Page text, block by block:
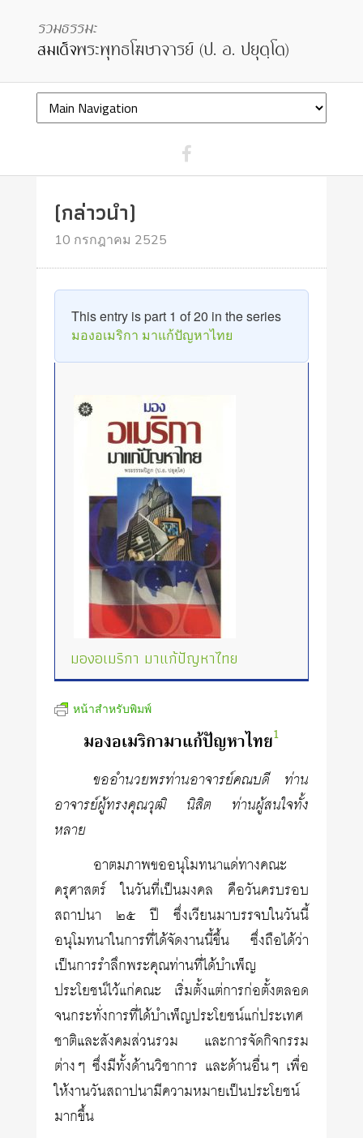
(กล่าวนำ)
10 กรกฎาคม 2525
This entry is part 1 of 20 in the series
มองอเมริกา มาแก้ปัญหาไทย
มองอเมริกา มาแก้ปัญหาไทย
หน้าสำหรับพิมพ์
มองอเมริกามาแก้ปัญหาไทย1
ขออำนวยพรท่านอาจารย์คณบดี ท่าน
อาจารย์ผู้ทรงคุณวุฒิ นิสิต ท่านผู้สนใจทั้ง
หลาย
อาตมภาพขออนุโมทนาแด่ทางคณะ
ครุศาสตร์ ในวันที่เป็นมงคล คือวันครบรอบ
สถาปนา ๒๕ ปี ซึ่งเวียนมาบรรจบในวันนี้
อนุโมทนาในการที่ได้จัดงานนี้ขึ้น ซึ่งถือได้ว่า
เป็นการรำลึกพระคุณท่านที่ได้บำเพ็ญ
ประโยชน์ไว้แก่คณะ เริ่มตั้งแต่การก่อตั้งตลอด
จนกระทั่งการที่ได้บำเพ็ญประโยชน์แก่ประเทศ
ชาติและสังคมส่วนรวม และการจัดกิจกรรม
ต่างๆ ซึ่งมีทั้งด้านวิชาการ และด้านอื่นๆ เพื่อ
ให้งานวันสถาปนามีความหมายเป็นประโยชน์
มากขึ้น